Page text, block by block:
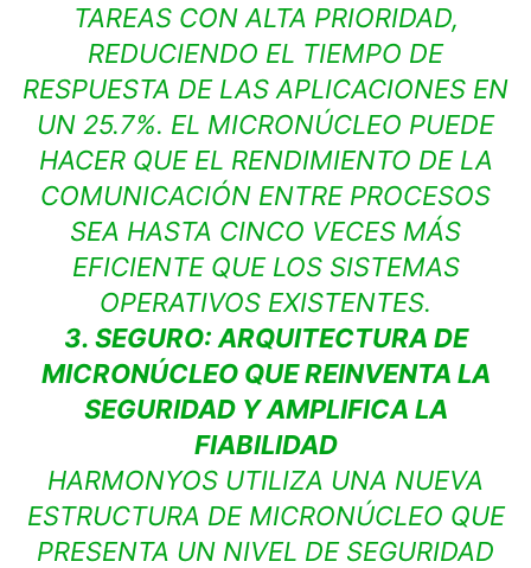
TAREAS CON ALTA PRIORIDAD,
REDUCIENDO EL TIEMPO DE
RESPUESTA DE LAS APLICACIONES EN
UN 25.7%. EL MICRONÚCLEO PUEDE
HACER QUE EL RENDIMIENTO DE LA
COMUNICACIÓN ENTRE PROCESOS
SEA HASTA CINCO VECES MÁS
EFICIENTE QUE LOS SISTEMAS
OPERATIVOS EXISTENTES.
3. SEGURO: ARQUITECTURA DE
MICRONÚCLEO QUE REINVENTA LA
SEGURIDAD Y AMPLIFICA LA
FIABILIDAD
HARMONYOS UTILIZA UNA NUEVA
ESTRUCTURA DE MICRONÚCLEO QUE
PRESENTA UN NIVEL DE SEGURIDAD